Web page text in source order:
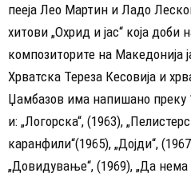
пееја Лео Мартин и Ладо
хитови „Охрид и јас“ која
композиторите на Македонија
Хрватска Тереза Кесовија и
Џамбазов има напишано преку
и: „Логорска“, (1963),
каранфили“(1965), „Дојди“,
„Довидување“, (1969), „Да нема